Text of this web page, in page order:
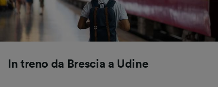
In treno da Brescia a Udine
Utilizzare dati di geolocalizzazione precisi.
Scansione attiva delle caratteristiche del
dispositivo ai fini dell’identificazione.
Archiviare informazioni su dispositivo e/o
personalizzati, misurazione delle prestazioni
dei contenuti e degli annunci, ricerche sul